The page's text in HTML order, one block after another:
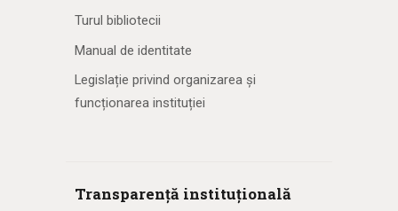
Turul bibliotecii
Manual de identitate
Legislație privind organizarea și
funcționarea instituției
Transparență instituțională